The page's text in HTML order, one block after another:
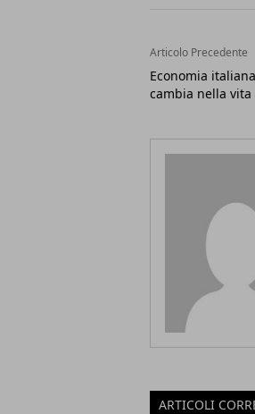
Articolo Precedente
Economia
cambia nella
ARTICOLI